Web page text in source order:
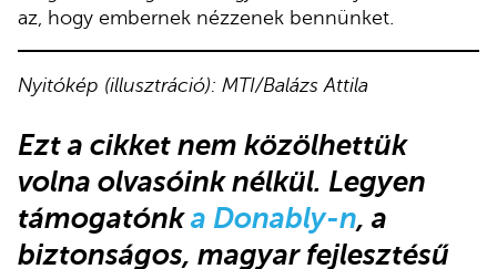
az, hogy embernek nézzenek bennünket.
Nyitókép (illusztráció): MTI/Balázs Attila
Ezt a cikket nem közölhettük
volna olvasóink nélkül. Legyen
támogatónka Donably-n, a
biztonságos, magyar fejlesztésű